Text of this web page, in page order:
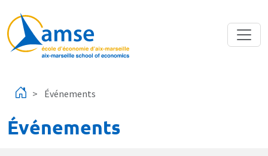
Événements
Événements